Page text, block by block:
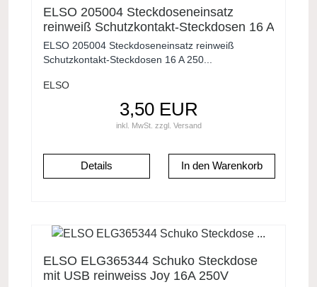
ELSO 205004 Steckdoseneinsatz
reinweiß Schutzkontakt-Steckdosen 16 A
250 VAC
ELSO 205004 Steckdoseneinsatz reinweiß
Schutzkontakt-Steckdosen 16 A 250...
ELSO
3,50 EUR
inkl. MwSt. zzgl. Versand
Details
ELSO ELG365344 Schuko Steckdose
mit USB reinweiss Joy 16A 250V